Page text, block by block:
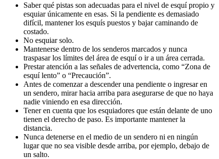
Saber qué pistas son adecuadas para el nivel de esquí propio y
esquiar únicamente en esas. Si la pendiente es demasiado
difícil, mantener los esquís puestos y bajar caminando de
costado.
No esquiar solo.
Mantenerse dentro de los senderos marcados y nunca
traspasar los límites del área de esquí o ir a un área cerrada.
Prestar atención a las señales de advertencia, como “Zona de
esquí lento” o “Precaución”.
Antes de comenzar a descender una pendiente o ingresar en
un sendero, mirar hacia arriba para asegurarse de que no haya
nadie viniendo en esa dirección.
Tener en cuenta que los esquiadores que están delante de uno
tienen el derecho de paso. Es importante mantener la
distancia.
Nunca detenerse en el medio de un sendero ni en ningún
lugar que no sea visible desde arriba, por ejemplo, debajo de
un salto.